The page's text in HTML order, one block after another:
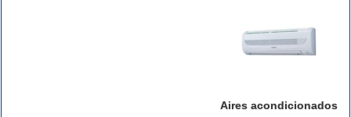
Aires acondicionados